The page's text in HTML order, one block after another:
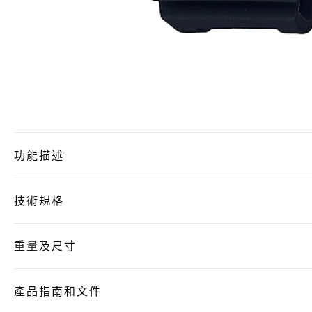
功能描述
技術規格
重量及尺寸
產品指南和文件